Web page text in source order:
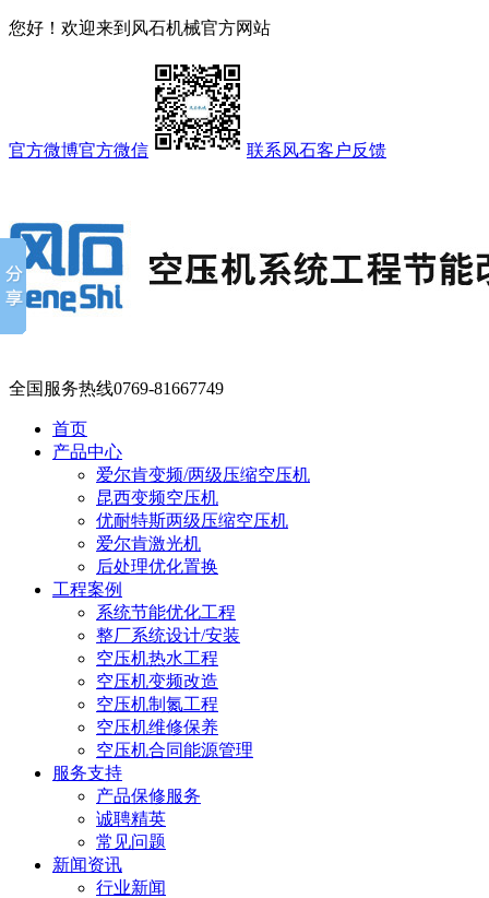
您好！欢迎来到风石机械官方网站
官方微博官方微信 联系风石客户反馈
全国服务热线0769-81667749
首页
产品中心
爱尔肯变频/两级压缩空压机
昆西变频空压机
优耐特斯两级压缩空压机
爱尔肯激光机
后处理优化置换
工程案例
系统节能优化工程
整厂系统设计/安装
空压机热水工程
空压机变频改造
空压机制氮工程
空压机维修保养
空压机合同能源管理
服务支持
产品保修服务
诚聘精英
常见问题
新闻资讯
行业新闻